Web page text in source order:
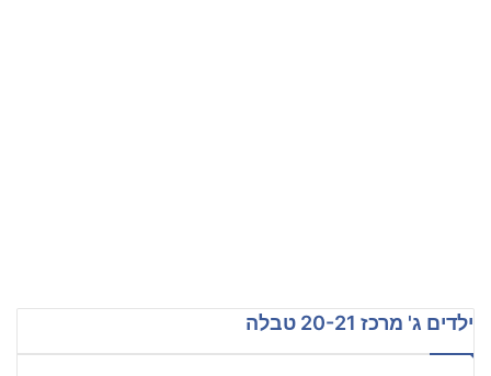
ילדים ג' מרכז 20-21 טבלה